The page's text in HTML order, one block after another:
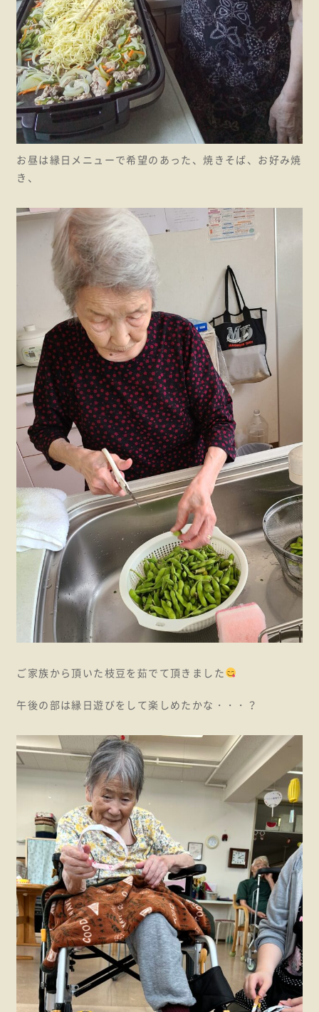
お昼は縁日メニューで希望のあった、焼きそば、お好み焼
き、
ご家族から頂いた枝豆を茹でて頂きました
午後の部は縁日遊びをして楽しめたかな・・・？